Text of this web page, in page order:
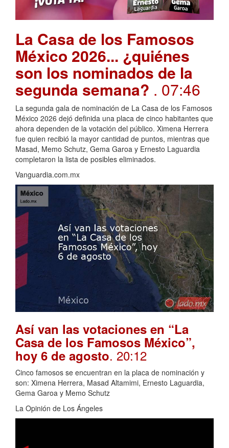
La Casa de los Famosos
México 2026... ¿quiénes
son los nominados de la
segunda semana? . 07:46
La segunda gala de nominación de La Casa de los Famosos
México 2026 dejó definida una placa de cinco habitantes que
ahora dependen de la votación del público. Ximena Herrera
fue quien recibió la mayor cantidad de puntos, mientras que
Masad, Memo Schutz, Gema Garoa y Ernesto Laguardia
completaron la lista de posibles eliminados.
Vanguardia.com.mx
Así van las votaciones en “La
Casa de los Famosos México”,
hoy 6 de agosto. 20:12
Cinco famosos se encuentran en la placa de nominación y
son: Ximena Herrera, Masad Altamimi, Ernesto Laguardia,
Gema Garoa y Memo Schutz
La Opinión de Los Ángeles